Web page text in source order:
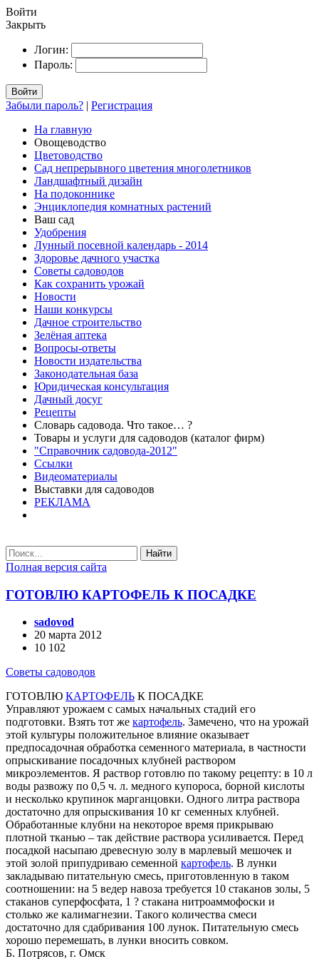
Войти
Закрыть
Логин:
Пароль:
Войти
Забыли пароль? | Регистрация
На главную
Овощеводство
Цветоводство
Сад непрерывного цветения многолетников
Ландшафтный дизайн
На подоконнике
Энциклопедия комнатных растений
Ваш сад
Удобрения
Лунный посевной календарь - 2014
Здоровье дачного участка
Советы садоводов
Как сохранить урожай
Новости
Наши конкурсы
Дачное строительство
Зелёная аптека
Вопросы-ответы
Новости издательства
Законодательная база
Юридическая консультация
Дачный досуг
Рецепты
Словарь садовода. Что такое… ?
Товары и услуги для садоводов (каталог фирм)
"Справочник садовода-2012"
Ссылки
Видеоматериалы
Выставки для садоводов
РЕКЛАМА
Найти
Полная версия сайта
ГОТОВЛЮ КАРТОФЕЛЬ К ПОСАДКЕ
sadovod
20 марта 2012
10 102
Советы садоводов
ГОТОВЛЮ КАРТОФЕЛЬ К ПОСАДКЕ
Управляют урожаем с самых начальных стадий его
подготовки. Взять тот же картофель. Замечено, что на урожай
этой культуры положительное влияние оказывает
предпосадочная обработка семенного материала, в частности
опрыскивание посадочных клубней раствором
микроэлементов. Я раствор готовлю по такому рецепту: в 10 л
воды развожу по 0,5 ч. л. медного купороса, борной кислоты
и несколько крупинок марганцовки. Одного литра раствора
достаточно для опрыскивания 10 кг семенных клубней.
Обработанные клубни на некоторое время прикрываю
плотной тканью – так действие раствора усиливается. Перед
посадкой насыпаю древесную золу в марлевый мешочек и
этой золой припудриваю семенной картофель. В лунки
закладываю питательную смесь, приготовленную в таком
соотношении: на 5 ведер навоза требуется 10 стаканов золы, 5
стаканов суперфосфата, 1 ? стакана нитроаммофоски и
столько же калимагнезии. Такого количества смеси
достаточно для сдабривания 100 лунок. Питательную смесь
хорошо перемешать, в лунки вносить совком.
Б. Потрясов, г. Омск